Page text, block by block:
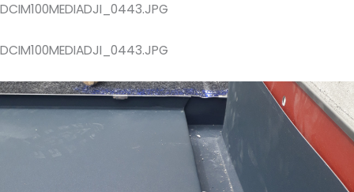
DCIM100MEDIADJI_0443.JPG
DCIM100MEDIADJI_0443.JPG